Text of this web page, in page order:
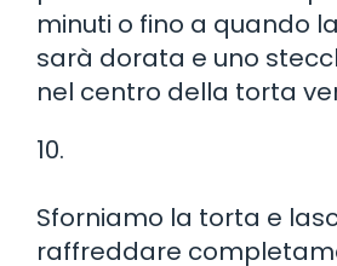
minuti o fino a quando
sarà dorata e uno
nel centro della torta
10.
Sforniamo la torta e
raffreddare